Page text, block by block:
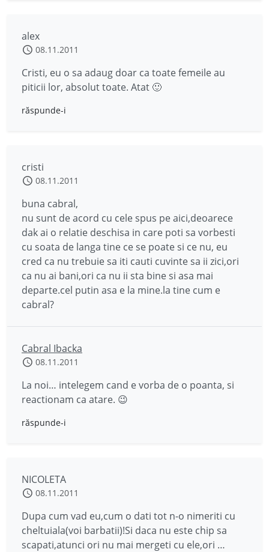
alex
08.11.2011
Cristi, eu o sa adaug doar ca toate femeile au
piticii lor, absolut toate. Atat 🙂
răspunde-i
cristi
08.11.2011
buna cabral,
nu sunt de acord cu cele spus pe aici,deoarece
dak ai o relatie deschisa in care poti sa vorbesti
cu soata de langa tine ce se poate si ce nu, eu
cred ca nu trebuie sa iti cauti cuvinte sa ii zici,ori
ca nu ai bani,ori ca nu ii sta bine si asa mai
departe.cel putin asa e la mine.la tine cum e
cabral?
Cabral Ibacka
08.11.2011
La noi… intelegem cand e vorba de o poanta, si
reactionam ca atare. 😉
răspunde-i
NICOLETA
08.11.2011
Dupa cum vad eu,cum o dati tot n-o nimeriti cu
cheltuiala(voi barbatii)!Si daca nu este chip sa
scapati,atunci ori nu mai mergeti cu ele,ori …